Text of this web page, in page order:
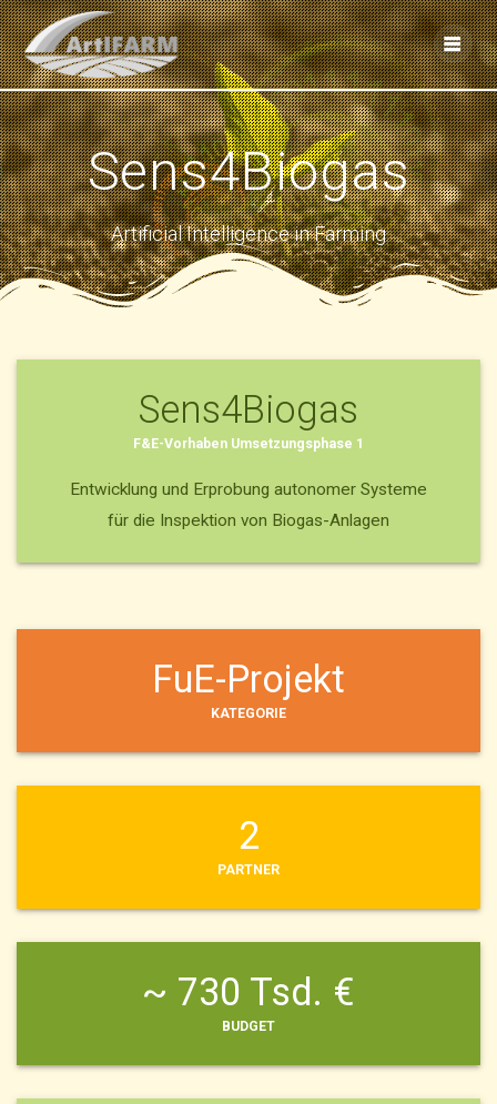
Skip
to
content
Sens4Biogas
Artificial Intelligence in Farming
Sens4Biogas
F&E-Vorhaben Umsetzungsphase 1
Entwicklung und Erprobung autonomer Systeme
für die Inspektion von Biogas-Anlagen
FuE-Projekt
KATEGORIE
2
PARTNER
~ 730 Tsd. €
BUDGET